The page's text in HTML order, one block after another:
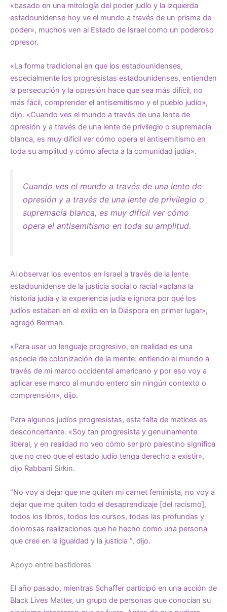
«basado en una mitología del poder judío y la izquierda
estadounidense hoy ve el mundo a través de un prisma de
poder», muchos ven al Estado de Israel como un poderoso
opresor.
«La forma tradicional en que los estadounidenses,
especialmente los progresistas estadounidenses, entienden
la persecución y la opresión hace que sea más difícil, no
más fácil, comprender el antisemitismo y el pueblo judío»,
dijo. «Cuando ves el mundo a través de una lente de
opresión y a través de una lente de privilegio o supremacía
blanca, es muy difícil ver cómo opera el antisemitismo en
toda su amplitud y cómo afecta a la comunidad judía».
Cuando ves el mundo a través de una lente de
opresión y a través de una lente de privilegio o
supremacía blanca, es muy difícil ver cómo
opera el antisemitismo en toda su amplitud.
Al observar los eventos en Israel a través de la lente
estadounidense de la justicia social o racial «aplana la
historia judía y la experiencia judía e ignora por qué los
judíos estaban en el exilio en la Diáspora en primer lugar»,
agregó Berman.
«Para usar un lenguaje progresivo, en realidad es una
especie de colonización de la mente: entiendo el mundo a
través de mi marco occidental americano y por eso voy a
aplicar ese marco al mundo entero sin ningún contexto o
comprensión», dijo.
Para algunos judíos progresistas, esta falta de matices es
desconcertante. «Soy tan progresista y genuinamente
liberal, y en realidad no veo cómo ser pro palestino significa
que no creo que el estado judío tenga derecho a existir»,
dijo Rabbani Sirkin.
“No voy a dejar que me quiten mi carnet feminista, no voy a
dejar que me quiten todo el desaprendizaje [del racismo],
todos los libros, todos los cursos, todas las profundas y
dolorosas realizaciones que he hecho como una persona
que cree en la igualdad y la justicia ”, dijo.
Apoyo entre bastidores
El año pasado, mientras Schaffer participó en una acción de
Black Lives Matter, un grupo de personas que conocían su